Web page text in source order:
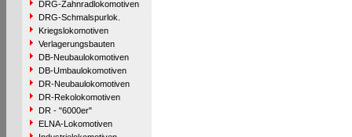
DRG-Zahnradlokomotiven
DRG-Schmalspurlok.
Kriegslokomotiven
Verlagerungsbauten
DB-Neubaulokomotiven
DB-Umbaulokomotiven
DR-Neubaulokomotiven
DR-Rekolokomotiven
DR - "6000er"
ELNA-Lokomotiven